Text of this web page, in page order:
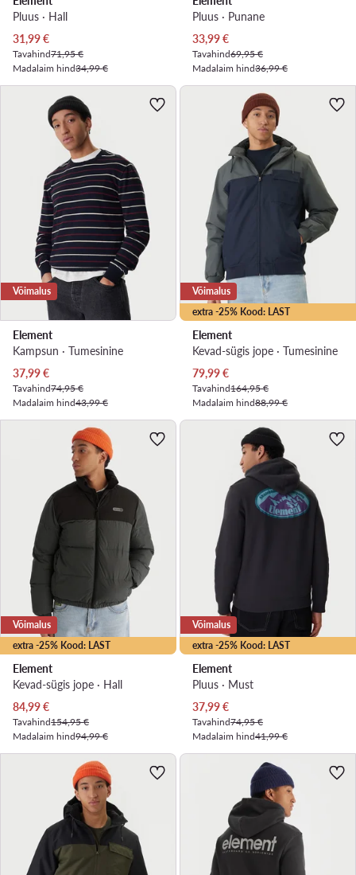
Pluus · Hall
Praegune hind
31,99€
Tavahind71,95 €
Madalaim hind34,99 €
Pluus · Punane
Praegune hind
33,99€
Tavahind69,95 €
Madalaim hind36,99 €
Võimalus
Element
Kampsun · Tumesinine
Praegune hind
37,99€
Tavahind74,95 €
Madalaim hind43,99 €
extra -25% Kood: LAST
Võimalus
Element
Kevad-sügis jope · Tumesinine
Praegune hind
79,99€
Tavahind164,95 €
Madalaim hind88,99 €
extra -25% Kood: LAST
Võimalus
Element
Kevad-sügis jope · Hall
Praegune hind
84,99€
Tavahind154,95 €
Madalaim hind94,99 €
extra -25% Kood: LAST
Võimalus
Element
Pluus · Must
Praegune hind
37,99€
Tavahind74,95 €
Madalaim hind41,99 €